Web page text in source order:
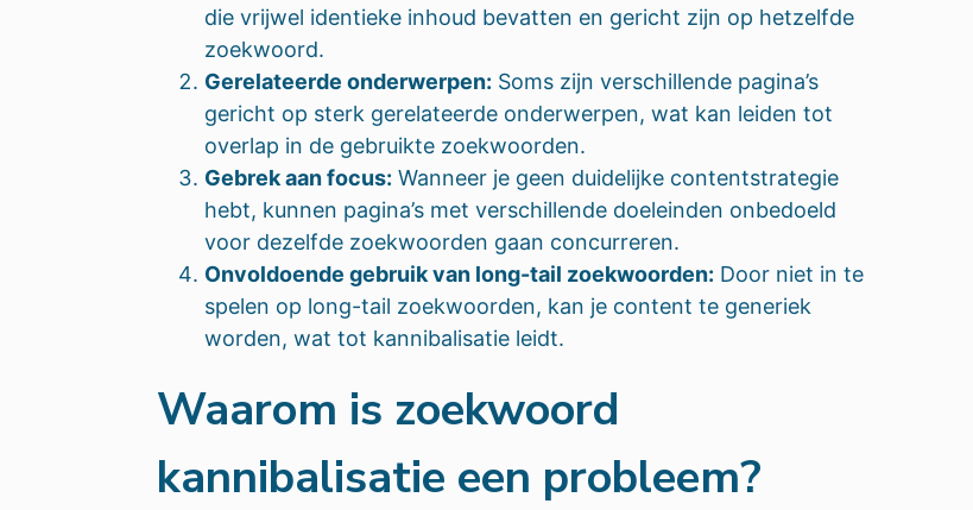
die vrijwel identieke inhoud bevatten en gericht zijn op hetzelfde
zoekwoord.
Gerelateerde onderwerpen: Soms zijn verschillende pagina’s
gericht op sterk gerelateerde onderwerpen, wat kan leiden tot
overlap in de gebruikte zoekwoorden.
Gebrek aan focus: Wanneer je geen duidelijke contentstrategie
hebt, kunnen pagina’s met verschillende doeleinden onbedoeld
voor dezelfde zoekwoorden gaan concurreren.
Onvoldoende gebruik van long-tail zoekwoorden: Door niet in te
spelen op long-tail zoekwoorden, kan je content te generiek
worden, wat tot kannibalisatie leidt.
Waarom is zoekwoord
kannibalisatie een probleem?